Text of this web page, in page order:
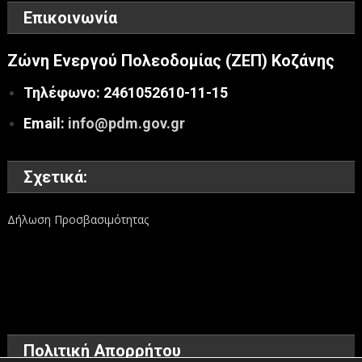
Επικοινωνία
Ζώνη Ενεργού Πολεοδομίας (ΖΕΠ) Κοζάνης
Τηλέφωνο: 2461052610-11-15
Email: info@pdm.gov.gr
Σχετικά:
Δήλωση Προσβασιμότητας
Πολιτική Απορρήτου